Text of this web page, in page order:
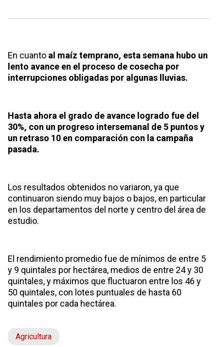
En cuanto al maíz temprano, esta semana hubo un
lento avance en el proceso de cosecha por
interrupciones obligadas por algunas lluvias.
Hasta ahora el grado de avance logrado fue del
30%, con un progreso intersemanal de 5 puntos y
un retraso 10 en comparación con la campaña
pasada.
Los resultados obtenidos no variaron, ya que
continuaron siendo muy bajos o bajos, en particular
en los departamentos del norte y centro del área de
estudio.
El rendimiento promedio fue de mínimos de entre 5
y 9 quintales por hectárea, medios de entre 24 y 30
quintales, y máximos que fluctuaron entre los 46 y
50 quintales, con lotes puntuales de hasta 60
quintales por cada hectárea.
Agricultura